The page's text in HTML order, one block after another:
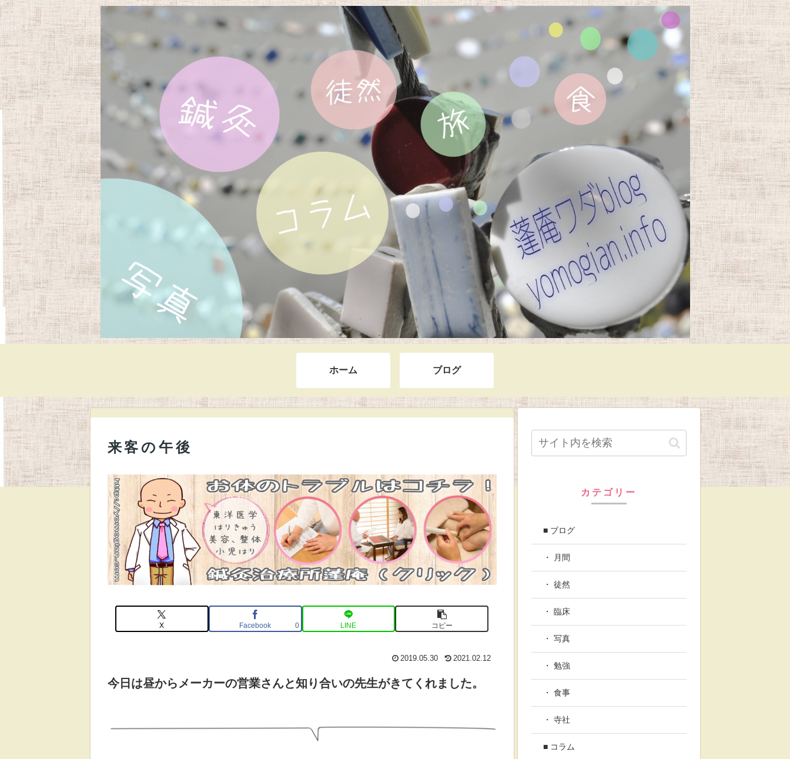
ホーム ブログ
来客の午後
X Facebook 0 LINE コピー
2019.05.30 2021.02.12
今日は昼からメーカーの営業さんと知り合いの先生がきてくれました。
カテゴリー
■ ブログ
・ 月間
・ 徒然
・ 臨床
・ 写真
・ 勉強
・ 食事
・ 寺社
■ コラム